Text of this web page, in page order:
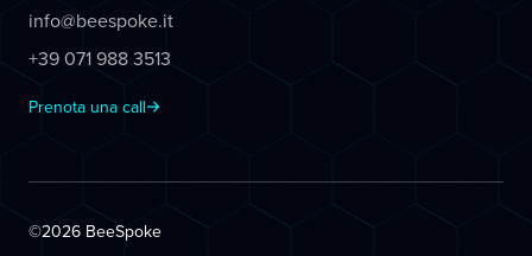
info@beespoke.it
+39 071 988 3513
Prenota una call
©2026 BeeSpoke